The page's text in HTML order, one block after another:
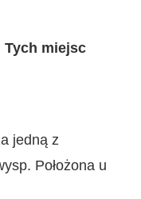
Tych miejsc
jedną z
Położona u